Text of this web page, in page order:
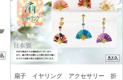
扇子 イヤリング アクセサリー 折